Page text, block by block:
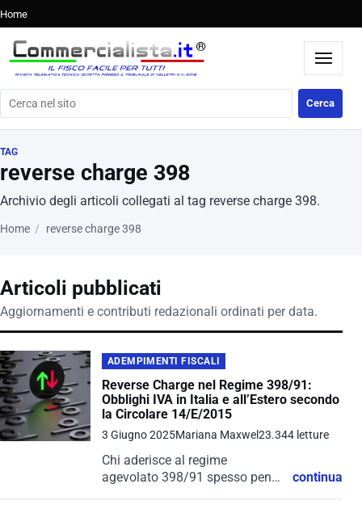
Home
Cerca nel sito Cerca
TAG
reverse charge 398
Archivio degli articoli collegati al tag reverse charge 398.
Home reverse charge 398
Articoli pubblicati
Aggiornamenti e contributi redazionali ordinati per data.
ADEMPIMENTI FISCALI
Reverse Charge nel Regime 398/91:
Obblighi IVA in Italia e all’Estero secondo
la Circolare 14/E/2015
3 Giugno 2025Mariana Maxwel23.344 letture
Chi aderisce al regime
agevolato 398/91 spesso pensa
continua